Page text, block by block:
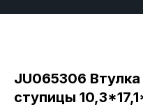
JU065306
ступицы